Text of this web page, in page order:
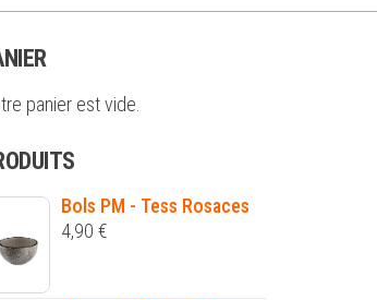
panier est vide.
Bols PM - Tess Rosaces
4,90 €